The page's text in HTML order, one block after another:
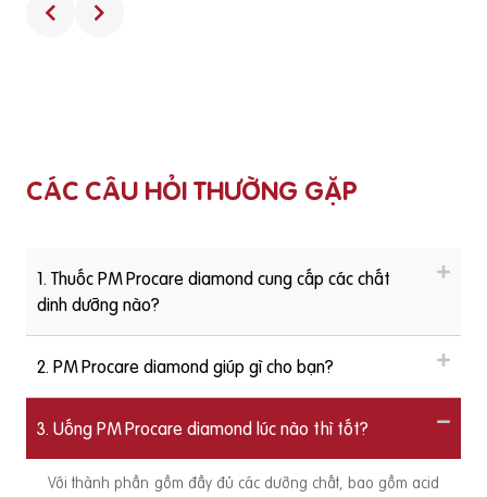
CÁC CÂU HỎI THƯỜNG GẶP
1. Thuốc PM Procare diamond cung cấp các chất
dinh dưỡng nào?
2. PM Procare diamond giúp gì cho bạn?
3. Uống PM Procare diamond lúc nào thì tốt?
Với thành phần gồm đầy đủ các dưỡng chất, bao gồm acid